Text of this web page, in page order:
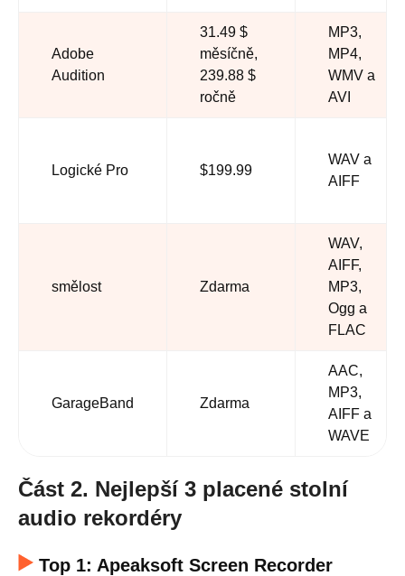
Adobe
Audition
31.49 $
měsíčně,
239.88 $
ročně
MP3,
MP4,
WMV a
AVI
Logické Pro $199.99
WAV a
AIFF
smělost Zdarma
WAV,
AIFF,
MP3,
Ogg a
FLAC
GarageBand Zdarma
AAC,
MP3,
AIFF a
WAVE
Část 2. Nejlepší 3 placené stolní
audio rekordéry
Top 1: Apeaksoft Screen Recorder